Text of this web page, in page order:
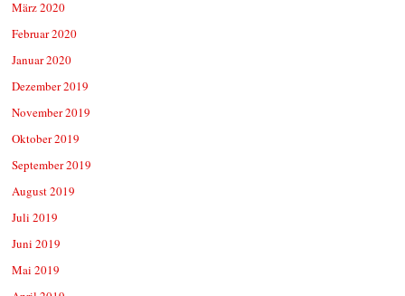
März 2020
Februar 2020
Januar 2020
Dezember 2019
November 2019
Oktober 2019
September 2019
August 2019
Juli 2019
Juni 2019
Mai 2019